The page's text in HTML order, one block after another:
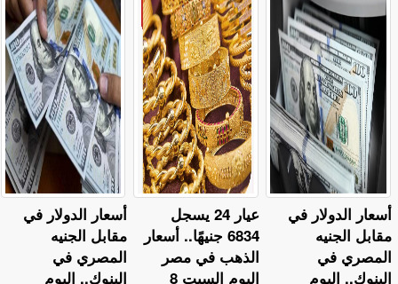
أسعار الدولار في
مقابل الجنيه
المصري في
البنوك.. اليوم
عيار 24 يسجل
6834 جنيهًا.. أسعار
الذهب في مصر
اليوم السبت 8
أسعار الدولار في
مقابل الجنيه
المصري في
البنوك.. اليوم